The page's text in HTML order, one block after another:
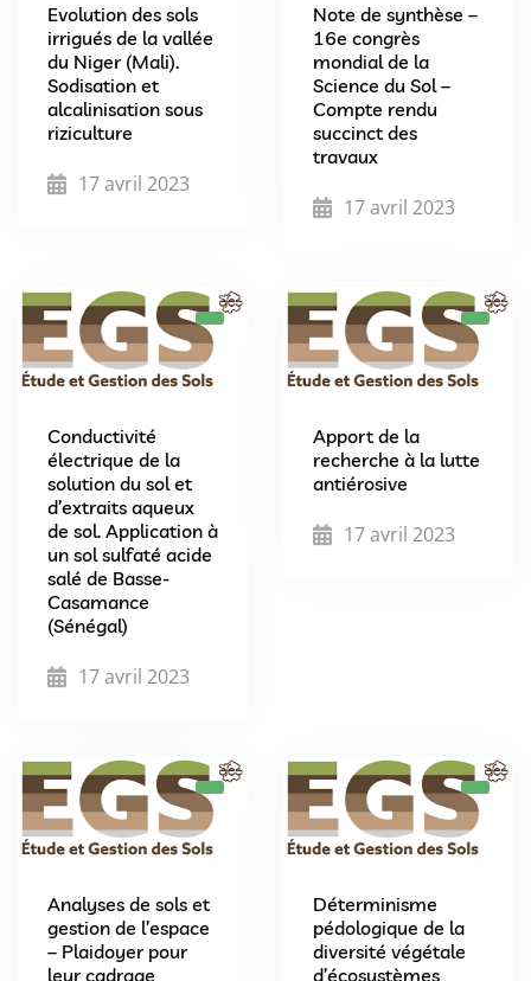
Evolution des sols
irrigués de la vallée
du Niger (Mali).
Sodisation et
alcalinisation sous
riziculture
17 avril 2023
Note de synthèse –
16e congrès
mondial de la
Science du Sol –
Compte rendu
succinct des
travaux
17 avril 2023
Conductivité
électrique de la
solution du sol et
d’extraits aqueux
de sol. Application à
un sol sulfaté acide
salé de Basse-
Casamance
(Sénégal)
17 avril 2023
Apport de la
recherche à la lutte
antiérosive
17 avril 2023
Analyses de sols et
gestion de l’espace
– Plaidoyer pour
leur cadrage
Déterminisme
pédologique de la
diversité végétale
d’écosystèmes